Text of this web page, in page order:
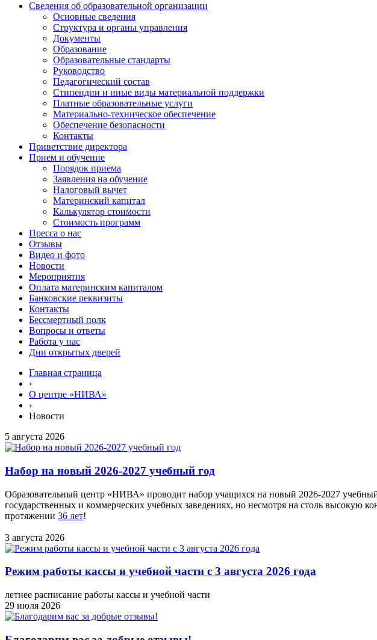
Сведения об образовательной организации
Основные сведения
Структура и органы управления
Документы
Образование
Образовательные стандарты
Руководство
Педагогический состав
Стипендии и иные виды материальной поддержки
Платные образовательные услуги
Материально-техническое обеспечение
Обеспечение безопасности
Контакты
Приветствие директора
Прием и обучение
Порядок приема
Заявления на обучение
Налоговый вычет
Материнский капитал
Калькулятор стоимости
Стоимость программ
Пресса о нас
Отзывы
Видео и фото
Новости
Мероприятия
Оплата материнским капиталом
Банковские реквизиты
Контакты
Бессмертный полк
Вопросы и ответы
Работа у нас
Дни открытых дверей
Главная страница
›
О центре «НИВА»
›
Новости
5 августа 2026
Набор на новый 2026-2027 учебный год
Образовательный центр «НИВА» проводит набор учащихся на новый 2026-2027
государственных и коммерческих учебных заведениях, но несмотря на столь
протяжении 36 лет!
3 августа 2026
Режим работы кассы и учебной части с 3 августа 2026 года
летнее расписание работы кассы и учебной части
29 июля 2026